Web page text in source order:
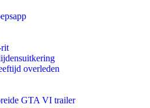
rit
overleden
GTA VI trailer